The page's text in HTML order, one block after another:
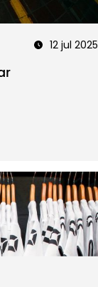
12 jul 2025